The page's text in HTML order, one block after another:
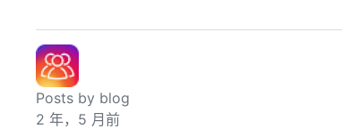
Posts by blog
2 年，5 月前